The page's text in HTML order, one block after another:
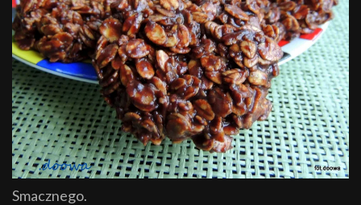
Smacznego.